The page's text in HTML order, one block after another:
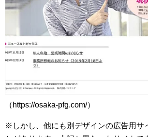
（https://osaka-pfg.com/）
※しかし、他にも別デザインの広告用サ